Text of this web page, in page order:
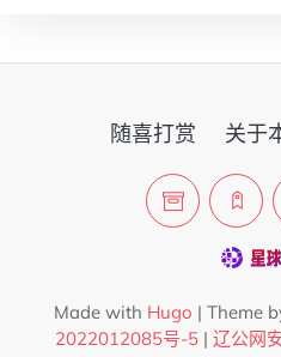
随喜打赏 关于
Made with Hugo | Theme
2022012085号-5 | 辽公网